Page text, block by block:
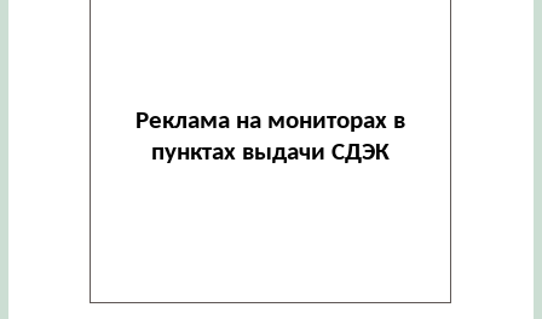
Реклама на мониторах в
пунктах выдачи СДЭК